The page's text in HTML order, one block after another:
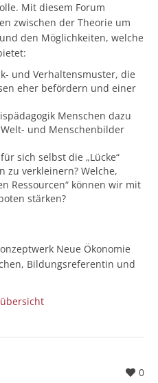
Mit diesem Forum
zwischen der Theorie um
den Möglichkeiten, welche
und Verhaltensmuster, die
eher befördern und einer
Menschen dazu
und Menschenbilder
sich selbst die „Lücke“
zu verkleinern? Welche,
Ressourcen“ können wir mit
stärken?
Neue Ökonomie
Bildungsreferentin und
0